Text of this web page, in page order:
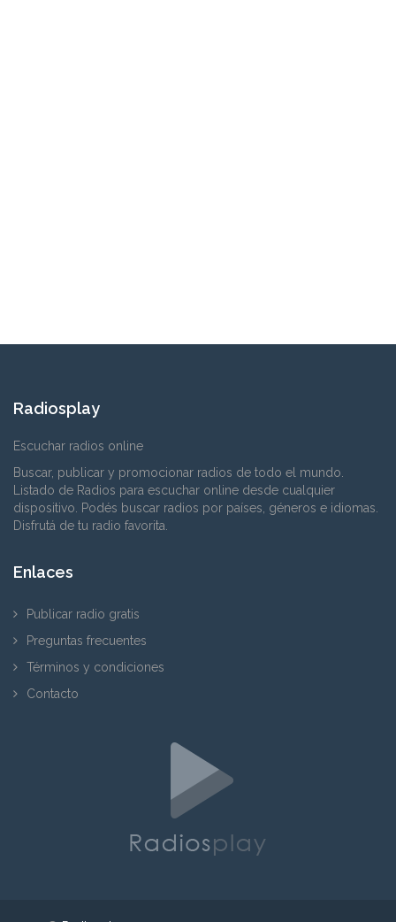
Radiosplay
Escuchar radios online
Buscar, publicar y promocionar radios de todo el mundo.
Listado de Radios para escuchar online desde cualquier
dispositivo. Podés buscar radios por países, géneros e idiomas.
Disfrutá de tu radio favorita.
Enlaces
Publicar radio gratis
Preguntas frecuentes
Términos y condiciones
Contacto